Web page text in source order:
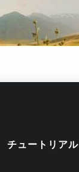
チュートリアル